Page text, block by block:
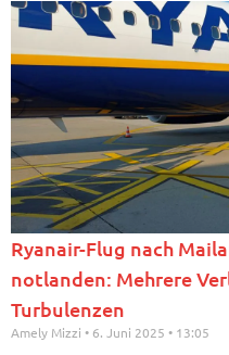
Ryanair-Flug nach
notlanden: Mehrere
Turbulenzen
Amely Mizzi 6. Juni 2025 13:05